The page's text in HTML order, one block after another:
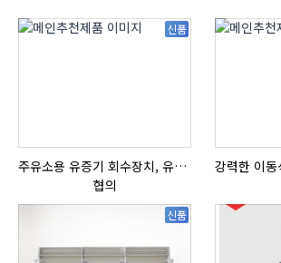
신품
주유소용 유증기 회수장치, 유증기 회수장치, 방폭형, 방폭형 유증기 회수장치
협의
신품